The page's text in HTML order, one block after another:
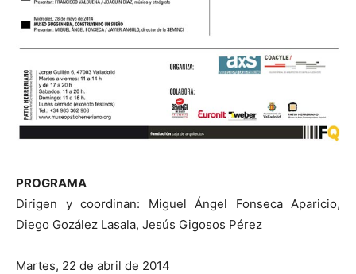
PROGRAMA
Dirigen y coordinan: Miguel Ángel Fonseca Aparicio,
Diego Gozález Lasala, Jesús Gigosos Pérez
Martes, 22 de abril de 2014